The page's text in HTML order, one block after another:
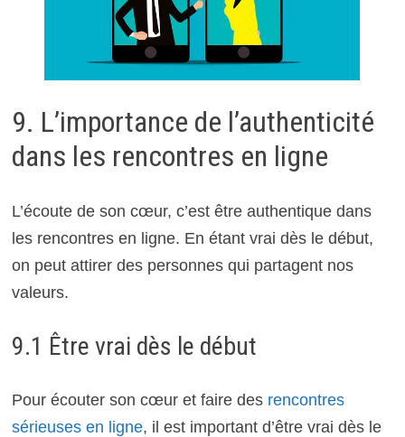
9. L’importance de l’authenticité
dans les rencontres en ligne
L’écoute de son cœur, c’est être authentique dans
les rencontres en ligne. En étant vrai dès le début,
on peut attirer des personnes qui partagent nos
valeurs.
9.1 Être vrai dès le début
Pour écouter son cœur et faire des rencontres
sérieuses en ligne, il est important d’être vrai dès le